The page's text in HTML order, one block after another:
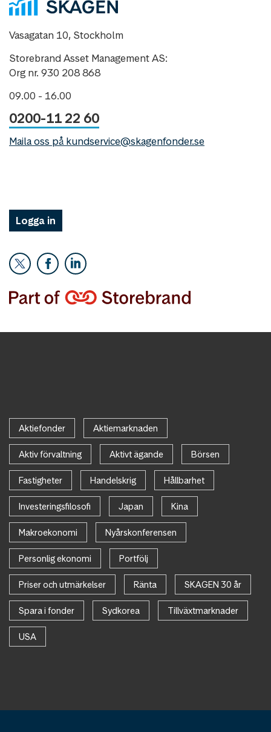
Vasagatan 10, Stockholm
Storebrand Asset Management AS:
Org nr. 930 208 868
09.00 - 16.00
0200-11 22 60
Maila oss på kundservice@skagenfonder.se
Logga in
Aktiefonder Aktiemarknaden
Aktiv förvaltning Aktivt ägande Börsen
Fastigheter Handelskrig Hållbarhet
Investeringsfilosofi Japan Kina
Makroekonomi Nyårskonferensen
Personlig ekonomi Portfölj
Priser och utmärkelser Ränta SKAGEN 30 år
Spara i fonder Sydkorea Tillväxtmarknader
USA